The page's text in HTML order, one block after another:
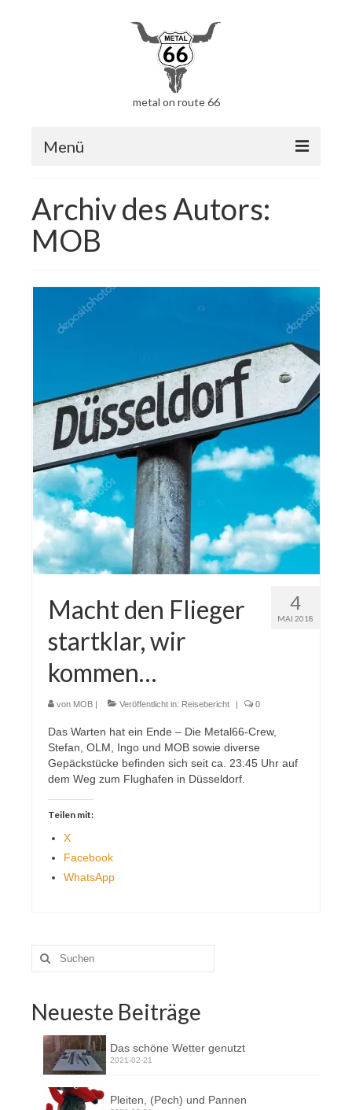
metal on route 66
Menü
Gefahrene Route
Erster Beitrag
Archiv des Autors:
MOB
4
MAI 2018
Macht den Flieger
startklar, wir
kommen…
von MOB | Veröffentlicht in: Reisebericht | 0
Das Warten hat ein Ende – Die Metal66-Crew,
Stefan, OLM, Ingo und MOB sowie diverse
Gepäckstücke befinden sich seit ca. 23:45 Uhr auf
dem Weg zum Flughafen in Düsseldorf.
Teilen mit:
X
Facebook
WhatsApp
Suche
nach:
Neueste Beiträge
Das schöne Wetter genutzt
2021-02-21
Pleiten, (Pech) und Pannen